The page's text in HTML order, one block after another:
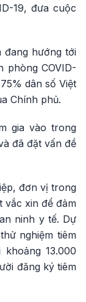
19, đưa cuộc
đang hướng tới
phòng COVID-
dân số Việt
Chính phủ.
gia vào trong
đã đặt vấn đề
đơn vị trong
vắc xin để đảm
ninh y tế. Dự
nghiệm tiêm
13.000
đăng ký tiêm